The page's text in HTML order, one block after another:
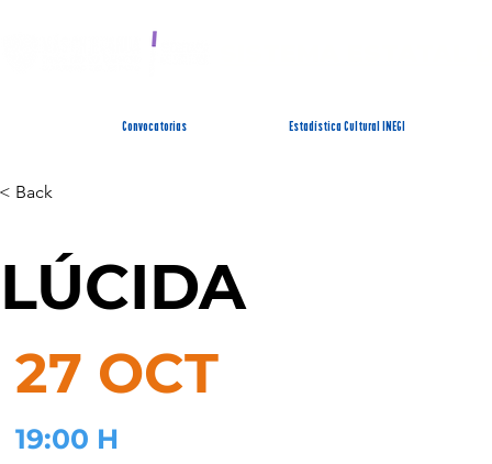
Convocatorias Estadística Cultural INEGI
< Back
LÚCIDA
27 OCT
19:00 H